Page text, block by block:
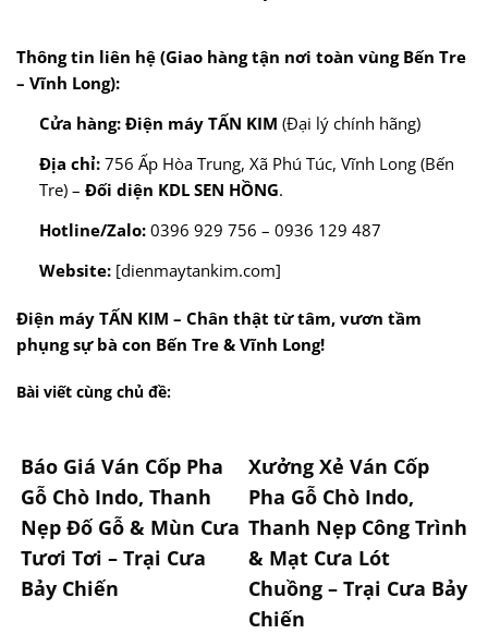
Thông tin liên hệ (Giao hàng tận nơi toàn vùng Bến Tre
– Vĩnh Long):
Cửa hàng: Điện máy TẤN KIM (Đại lý chính hãng)
Địa chỉ:756 Ấp Hòa Trung, Xã Phú Túc, Vĩnh Long (Bến
Tre) – Đối diện KDL SEN HỒNG.
Hotline/Zalo:0396 929 756 – 0936 129 487
Website:[dienmaytankim.com]
Điện máy TẤN KIM – Chân thật từ tâm, vươn tầm
phụng sự bà con Bến Tre & Vĩnh Long!
Bài viết cùng chủ đề:
Báo Giá Ván Cốp Pha
Gỗ Chò Indo, Thanh
Nẹp Đố Gỗ & Mùn Cưa
Tươi Tơi – Trại Cưa
Bảy Chiến
Xưởng Xẻ Ván Cốp
Pha Gỗ Chò Indo,
Thanh Nẹp Công Trình
& Mạt Cưa Lót
Chuồng – Trại Cưa Bảy
Chiến